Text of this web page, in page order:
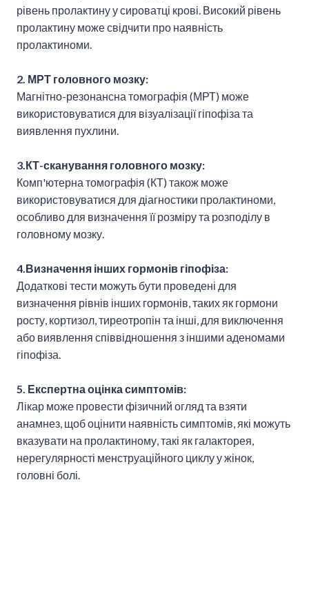
рівень пролактину у сироватці крові. Високий рівень
пролактину може свідчити про наявність
пролактиноми.
2. МРТ головного мозку:
Магнітно-резонансна томографія (МРТ) може
використовуватися для візуалізації гіпофіза та
виявлення пухлини.
3.КТ-сканування головного мозку:
Комп'ютерна томографія (КТ) також може
використовуватися для діагностики пролактиноми,
особливо для визначення її розміру та розподілу в
головному мозку.
4.Визначення інших гормонів гіпофіза:
Додаткові тести можуть бути проведені для
визначення рівнів інших гормонів, таких як гормони
росту, кортизол, тиреотропін та інші, для виключення
або виявлення співвідношення з іншими аденомами
гіпофіза.
5. Експертна оцінка симптомів:
Лікар може провести фізичний огляд та взяти
анамнез, щоб оцінити наявність симптомів, які можуть
вказувати на пролактиному, такі як галакторея,
нерегулярності менструаційного циклу у жінок,
головні болі.